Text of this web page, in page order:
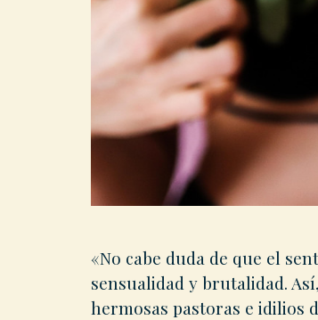
«No cabe duda de que el
sensualidad y brutalidad.
hermosas pastoras e idilios